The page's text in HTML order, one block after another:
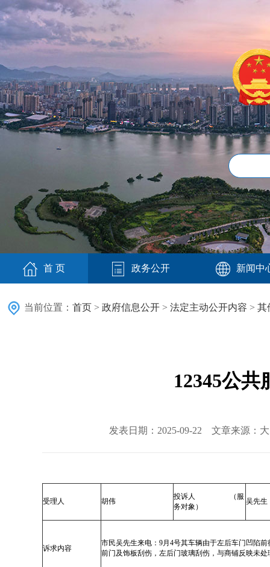
首 页 政务公开 新闻中
当前位置： 首页 > 政府信息公开 > 法定主动公开内容 > 其
12345公
发表日期：2025-09-22 文章来源：
受理人 胡伟
投诉人 （服
务对象）
吴先生
诉求内容
市民吴先生来电：9月4号其车辆由于左后车门凹陷
前门及饰板刮伤，左后门玻璃刮伤，与商铺反映未